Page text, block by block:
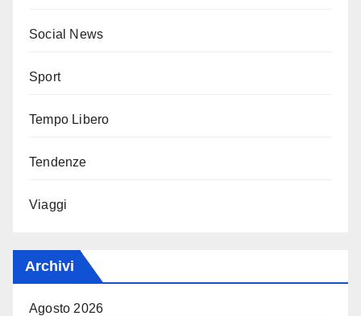
Social News
Sport
Tempo Libero
Tendenze
Viaggi
Archivi
Agosto 2026